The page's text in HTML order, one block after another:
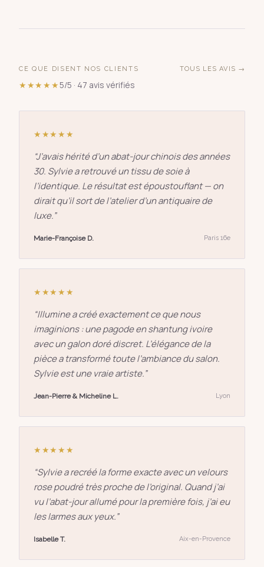
CE QUE DISENT NOS CLIENTS
★★★★★5/5 · 47 avis vérifiés
TOUS LES AVIS →
★★★★★
“J’avais hérité d’un abat-jour chinois des années
30. Sylvie a retrouvé un tissu de soie à
l’identique. Le résultat est époustouflant — on
dirait qu’il sort de l’atelier d’un antiquaire de
luxe.”
Marie-Françoise D. Paris 16e
★★★★★
“Illumine a créé exactement ce que nous
imaginions : une pagode en shantung ivoire
avec un galon doré discret. L’élégance de la
pièce a transformé toute l’ambiance du salon.
Sylvie est une vraie artiste.”
Jean-Pierre & Micheline L. Lyon
★★★★★
“Sylvie a recréé la forme exacte avec un velours
rose poudré très proche de l’original. Quand j’ai
vu l’abat-jour allumé pour la première fois, j’ai eu
les larmes aux yeux.”
Isabelle T. Aix-en-Provence